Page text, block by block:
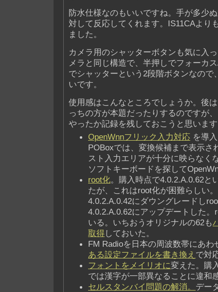
防水仕様なのもいいですね。手が多少
対して反応してくれます。IS11CAより
ました。
カメラ用のシャッターボタンも気に入
メラと同じ構造で、半押しでフォーカ
でシャッターという2段階ボタンなので
いです。
使用感はこんなところでしょうか。後
っちの方が本題だったりするのですが
やったか記録を残しておこうと思いま
OpenWnnフリック入力対応 を導
POBoxでは、変換候補まで表示さ
スト入力エリアが十分に映らなく
ソフトキーボードを探して
root化。購入時点で4.0.2.A.0.62と
たが、これはroot化が困難らしい
4.0.2.A.0.42にダウングレードし
4.0.2.A.0.62にアップデートした
いる。いちおうオリジナルの62も
取得しておいた。
FM Radioを日本の周波数帯にあわ
ある設定ファイルを書き換え で対
フォントをメイリオに変えた。購
では漢字が一部異なることに違和
セルスタンバイ問題の解消。 デー